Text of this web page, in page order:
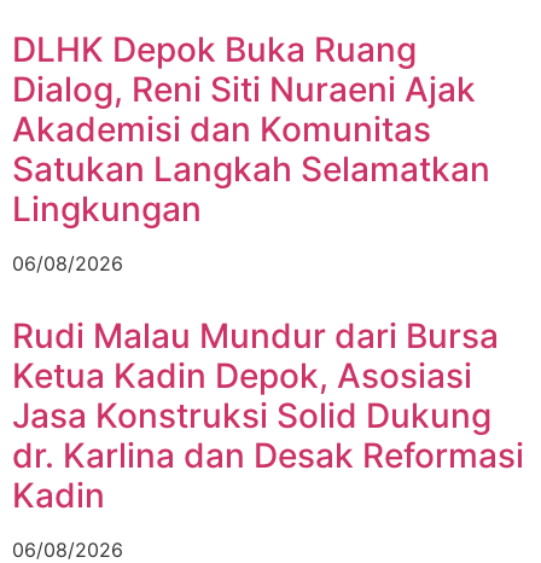
DLHK Depok Buka Ruang
Dialog, Reni Siti Nuraeni Ajak
Akademisi dan Komunitas
Satukan Langkah Selamatkan
Lingkungan
06/08/2026
Rudi Malau Mundur dari Bursa
Ketua Kadin Depok, Asosiasi
Jasa Konstruksi Solid Dukung
dr. Karlina dan Desak Reformasi
Kadin
06/08/2026